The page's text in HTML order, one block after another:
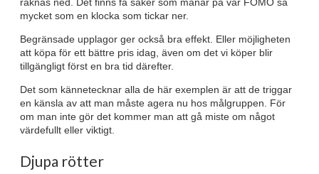
mycket som en klocka som tickar ner.
Begränsade upplagor ger också bra effekt. Eller möjligheten
att köpa för ett bättre pris idag, även om det vi köper blir
tillgängligt först en bra tid därefter.
Det som kännetecknar alla de här exemplen är att de triggar
en känsla av att man måste agera nu hos målgruppen. För
om man inte gör det kommer man att gå miste om något
värdefullt eller viktigt.
Djupa rötter